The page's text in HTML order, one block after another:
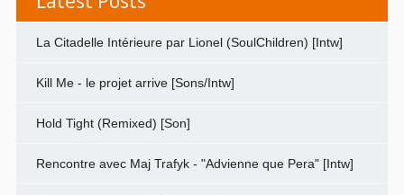
La Citadelle Intérieure par Lionel (SoulChildren) [Intw]
Kill Me - le projet arrive [Sons/Intw]
Hold Tight (Remixed) [Son]
Rencontre avec Maj Trafyk - "Advienne que Pera" [Intw]